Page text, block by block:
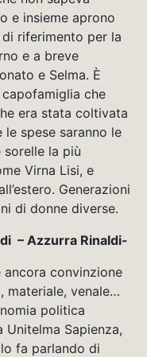
e insieme aprono
di riferimento per la
e a breve
e Selma. È
che
era stata coltivata
spese saranno le
la più
Virna Lisi, e
Generazioni
di donne diverse.
– Azzurra Rinaldi-
ancora convinzione
materiale, venale…
politica
Unitelma Sapienza,
fa parlando di